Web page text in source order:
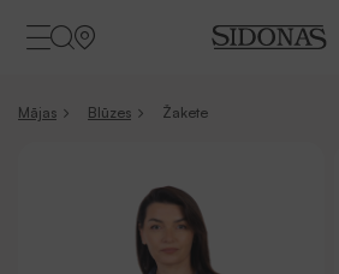
Mājas Blūzes Žakete